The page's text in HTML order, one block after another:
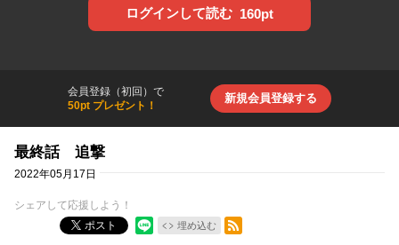
ログインして読む 160pt
会員登録（初回）で
50pt プレゼント！
新規会員登録する
最終話 追撃
2022年05月17日
シェアして応援しよう！
ポスト
埋め込む
RSSフィード